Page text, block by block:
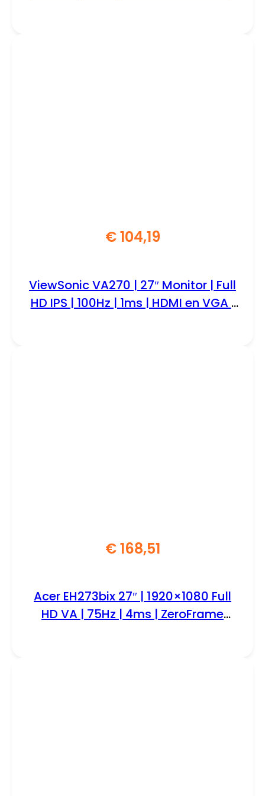
€104,19
ViewSonic VA270 | 27″ Monitor | Full
HD IPS | 100Hz | 1ms | HDMI en VGA |
€168,51
Acer EH273bix 27″ | 1920×1080 Full
HD VA | 75Hz | 4ms | ZeroFrame